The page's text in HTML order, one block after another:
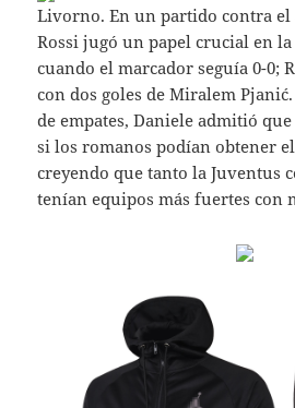
Livorno. En un partido contra el
Rossi jugó un papel crucial en
cuando el marcador seguía 0-0;
con dos goles de Miralem
de empates, Daniele admitió
si los romanos podían obtener
creyendo que tanto la Juventus
tenían equipos más fuertes con